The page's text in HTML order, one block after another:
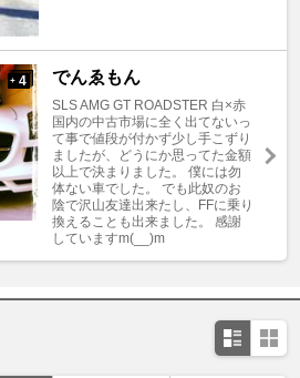
+ 4 でんゑもん
SLS AMG GT ROADSTER 白×赤
国内の中古市場に全く出てないっ
て事で値段が付かず少し手こずり
ましたが、どうにか思ってた金額
以上で決まりました。 僕には勿
体ない車でした。 でも此奴のお
陰で沢山友達出来たし、FFに乗り
換えることも出来ました。 感謝
していますm(__)m